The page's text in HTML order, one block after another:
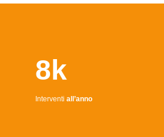
8k
Interventi all’anno